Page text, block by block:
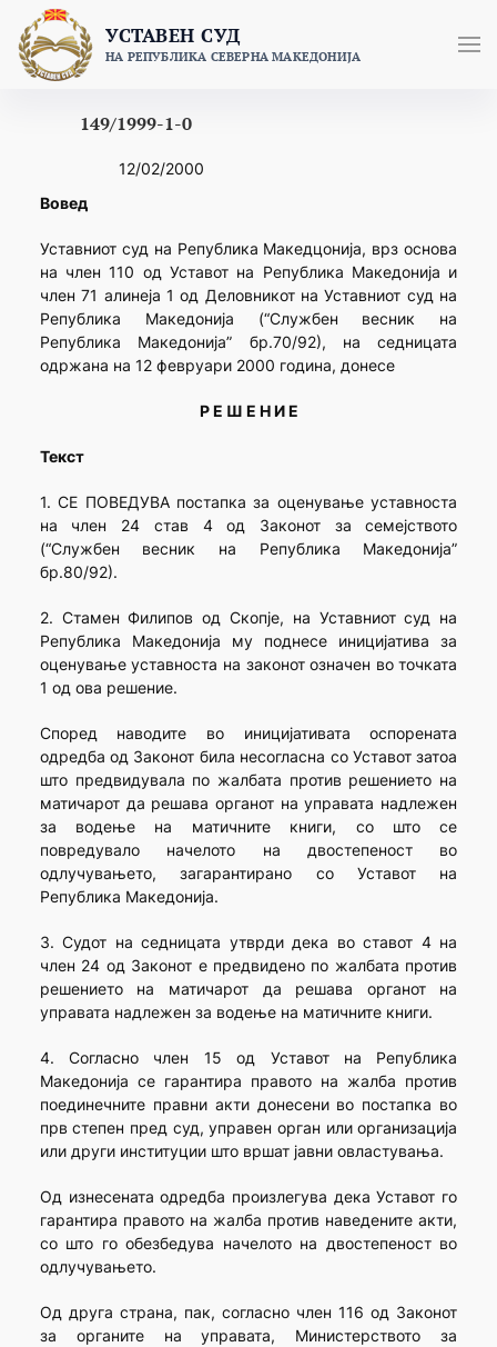
content
УСТАВЕН СУД
НА РЕПУБЛИКА СЕВЕРНА МАКЕДОНИЈА
149/1999-1-0
12/02/2000
Вовед
Уставниот суд на Република Македцонија, врз основа
на член 110 од Уставот на Република Македонија и
член 71 алинеја 1 од Деловникот на Уставниот суд на
Република Македонија (“Службен весник на
Република Македонија” бр.70/92), на седницата
одржана на 12 февруари 2000 година, донесе
Р Е Ш Е Н И Е
Текст
1. СЕ ПОВЕДУВА постапка за оценување уставноста
на член 24 став 4 од Законот за семејството
(“Службен весник на Република Македонија”
бр.80/92).
2. Стамен Филипов од Скопје, на Уставниот суд на
Република Македонија му поднесе иницијатива за
оценување уставноста на законот означен во точката
1 од ова решение.
Според наводите во иницијативата оспорената
одредба од Законот била несогласна со Уставот затоа
што предвидувала по жалбата против решението на
матичарот да решава органот на управата надлежен
за водење на матичните книги, со што се
повредувало начелото на двостепеност во
одлучувањето, загарантирано со Уставот на
Република Македонија.
3. Судот на седницата утврди дека во ставот 4 на
член 24 од Законот е предвидено по жалбата против
решението на матичарот да решава органот на
управата надлежен за водење на матичните книги.
4. Согласно член 15 од Уставот на Република
Македонија се гарантира правото на жалба против
поединечните правни акти донесени во постапка во
прв степен пред суд, управен орган или организација
или други институции што вршат јавни овластувања.
Од изнесената одредба произлегува дека Уставот го
гарантира правото на жалба против наведените акти,
со што го обезбедува начелото на двостепеност во
одлучувањето.
Од друга страна, пак, согласно член 116 од Законот
за органите на управата, Министерството за